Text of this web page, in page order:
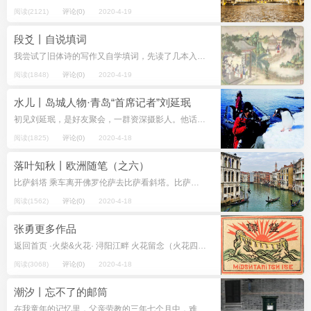
阅读(2121) 评论(0) 2020-4-19
段爻丨自说填词
我尝试了旧体诗的写作又自学填词，先读了几本入门书，如《诗词格律》《唐宋词格律》《宋词鉴赏辞典》《钦定词谱》和《白香词谱》等。后读了《全宋词》《全金元词》和《明词综》等。另有《词话丛编》《蕙风词话》和《人间词话》等。...
阅读(1848) 评论(0) 2020-4-19
水儿丨岛城人物·青岛“首席记者”刘延珉
初见刘延珉，是好友聚会，一群资深摄影人。他话很少，也不似座中诸君推杯换盏豪情四射。再见，居然如老友般没有寒暄，这位闻名业界的“首席记者”、新闻摄影大咖，侃侃而谈。 由于刘延珉即将赴美采访，我开门见山，...
阅读(1825) 评论(0) 2020-4-18
落叶知秋丨欧洲随笔（之六）
比萨斜塔 乘车离开佛罗伦萨去比萨看斜塔。比萨斜塔与法国的埃菲尔铁塔、中国山西应县木质结构的释迦牟尼舍利塔并称之为世界三大名塔。埃菲尔铁塔最高；比萨斜塔斜而不倒；释迦牟尼舍利塔高67.31米，建于1056年，历经...
阅读(1562) 评论(0) 2020-4-18
张勇更多作品
返回首页 ·火柴&火花· 浔阳江畔 火花留念（火花四章） 地震前兆 亟须知晓（火花五章） 西安商标 西峰共享（火花二章） 上海建城 七百年前（火花二章） 苏州统机 掌上计时 五业同兴 广...
阅读(3068) 评论(0) 2020-4-18
潮汐丨忘不了的邮筒